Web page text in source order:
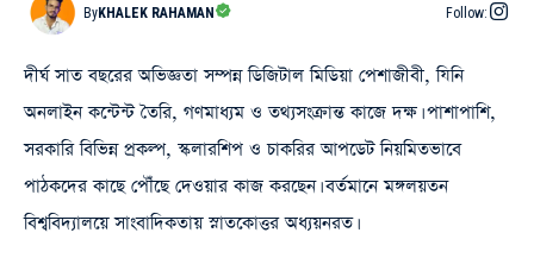
ByKHALEK RAHAMAN Follow:
দীর্ঘ সাত বছরের অভিজ্ঞতা সম্পন্ন ডিজিটাল মিডিয়া পেশাজীবী, যিনি
অনলাইন কন্টেন্ট তৈরি, গণমাধ্যম ও তথ্যসংক্রান্ত কাজে দক্ষ। পাশাপাশি,
সরকারি বিভিন্ন প্রকল্প, স্কলারশিপ ও চাকরির আপডেট নিয়মিতভাবে
পাঠকদের কাছে পৌঁছে দেওয়ার কাজ করছেন। বর্তমানে মঙ্গলয়তন
বিশ্ববিদ্যালয়ে সাংবাদিকতায় স্নাতকোত্তর অধ্যয়নরত।